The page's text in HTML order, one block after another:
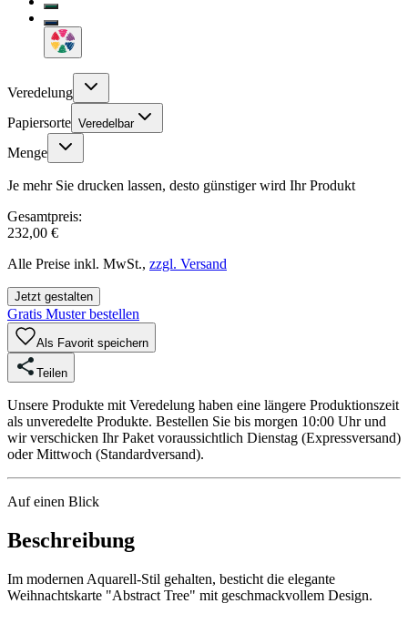
Veredelung
Papiersorte Veredelbar
Menge
Je mehr Sie drucken lassen, desto günstiger wird Ihr Produkt
Gesamtpreis:
232,00 €
Alle Preise inkl. MwSt., zzgl. Versand
Jetzt gestalten
Gratis Muster bestellen
Als Favorit speichern
Teilen
Unsere Produkte mit Veredelung haben eine längere Produktionszeit
als unveredelte Produkte. Bestellen Sie bis morgen 10:00 Uhr und
wir verschicken Ihr Paket voraussichtlich Dienstag (Expressversand)
oder Mittwoch (Standardversand).
Auf einen Blick
Beschreibung
Im modernen Aquarell-Stil gehalten, besticht die elegante
Weihnachtskarte "Abstract Tree" mit geschmackvollem Design.